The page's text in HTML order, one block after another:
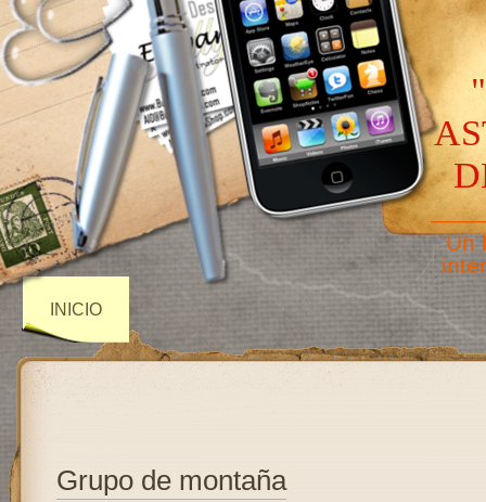
Un
INICIO
Grupo de montaña